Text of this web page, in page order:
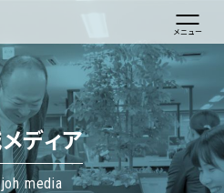
メニュー
ディア
media